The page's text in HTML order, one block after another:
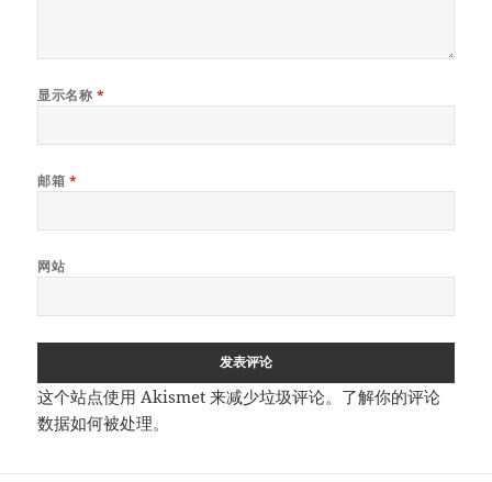
显示名称 *
邮箱 *
网站
这个站点使用 Akismet 来减少垃圾评论。 了解你的评论
数据如何被处理。